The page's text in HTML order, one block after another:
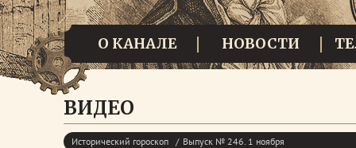
О КАНАЛЕ НОВОСТИ
ВИДЕО
Исторический гороскоп Выпуск № 246. 1 ноября